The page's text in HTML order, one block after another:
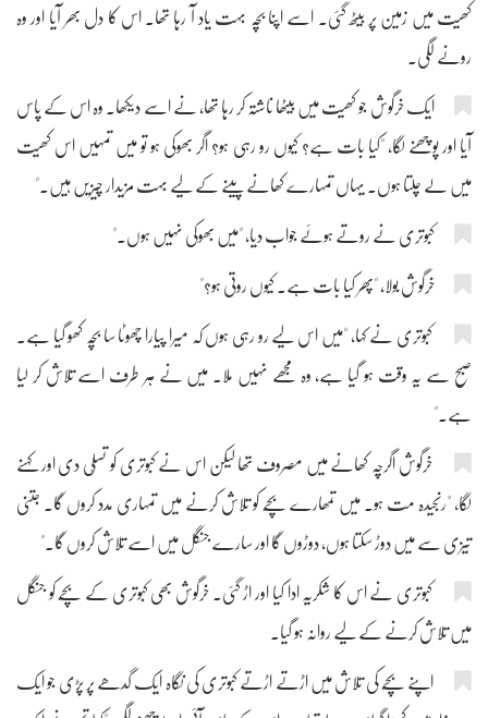
کھیت میں زمین پر بیٹھ گئی۔ اسے اپنا بچّہ بہت یاد آ رہا تھا۔ اس کا دل بھر آیا اور وہ
رونے لگی۔
ایک خرگوش جو کھیت میں بیٹھا ناشتہ کر رہا تھا، نے اسے دیکھا۔ وہ اس کے پاس
آیا اور پوچھنے لگا، "کیا بات ہے؟ کیوں رو رہی ہو؟ اگر بھوکی ہو تو میں تمہیں اس کھیت
میں لے چلتا ہوں۔ یہاں تمہارے کھانے پینے کے لیے بہت مزیدار چیزیں ہیں۔"
کبوتری نے روتے ہوئے جواب دیا، "میں بھوکی نہیں ہوں۔"
خرگوش بولا، "پھر کیا بات ہے۔ کیوں روتی ہو؟"
کبوتری نے کہا، "میں اس لیے رو رہی ہوں کہ میرا پیارا چھوٹا سا بچّہ کھو گیا ہے۔
صبح سے یہ وقت ہو گیا ہے، وہ مجھے نہیں ملا۔ میں نے ہر طرف اسے تلاش کر لیا
ہے۔"
خرگوش اگرچہ کھانے میں مصروف تھا لیکن اس نے کبوتری کو تسلّی دی اور کہنے
لگا، "رنجیدہ مت ہو۔ میں تمھارے بچّے کو تلاش کرنے میں تمہاری مدد کروں گا۔ جتنی
تیزی سے میں دوڑ سکتا ہوں، دوڑوں گا اور سارے جنگل میں اسے تلاش کروں گا۔"
کبوتری نے اس کا شکریہ ادا کیا اور اڑ گئی۔ خرگوش بھی کبوتری کے بچّے کو جنگل
میں تلاش کرنے کے لیے روانہ ہو گیا۔
اپنے بچّے کی تلاش میں اڑتے اڑتے کبوتری کی نگاہ ایک گدھے پر پڑی جو ایک